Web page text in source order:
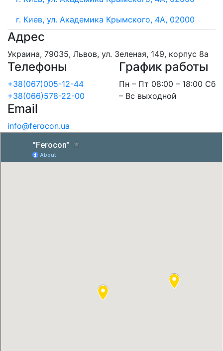
г. Киев, ул. Академика Крымского, 4А, 02000
Адрес
Украина, 79035, Львов, ул. Зеленая, 149, корпус 8а
Телефоны
+38(067)005-12-44
+38(066)578-22-00
График работы
Пн – Пт 08:00 – 18:00 Сб
– Вс выходной
Email
info@ferocon.ua